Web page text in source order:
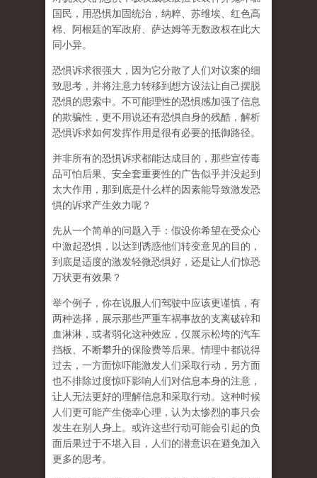
国民，用恐惧加固统治，纳粹、苏维埃、红色高
棉、阿根廷的军政府、萨达姆等无数政权在此大
同小异。
恐惧诉求很强大，因为它分散了人们对议案的细
致思考，并将注意力转移到想方设法让自己摆脱
恐惧的思索中。不可能理性的恐惧感加强了信息
的欺骗性，更不用说还有恐惧自身的残酷，解析
恐惧诉求如何发挥作用是很有必要的抵御路径。
并非所有的恐惧诉求都能达成目的，那些宣传毒
品可怕后果、安全套重要性的广告似乎并没起到
太大作用，那到底是什么样的因素能导致激发恐
惧的诉求产生效力呢 ？
先从一个简单的问题入手：假设你希望在受众心
中激起恐惧，以达到诱惑他们转变意见的目的，
到底是适度的激发轻微恐惧好，还是让人们惊恐
万状更有效果？
举个例子，你在说服人们驾驶中应该更谨慎，有
两种选择，展示那些严重车祸事故的支离破碎和
血淋淋，或者弱化这种效应，仅展示松垮的汽车
挡板、不断攀升的保险费等后果。情理中都说得
过去，一方面惊吓能激发人们采取行动，另方面
也不排除过度惊吓影响人们对信息本身的注意 ，
让人无法更好的理解信息和采取行动。这种时候
人们更可能产生侥幸心理，认为太惨烈的事只会
发生在别人身上。或许这些行动可能会引起的负
面后果过于不堪入目，人们的潜意识在避免加入
更多的思考。